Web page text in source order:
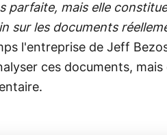
parfaite, mais elle
sur les documents
l'entreprise de Jeff
ces documents, mais